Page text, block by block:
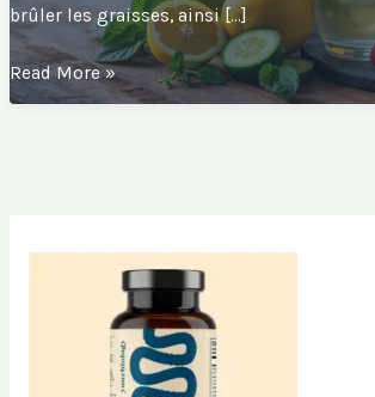
brûler les graisses, ainsi […]
Boire
pour
boissons
Read More »